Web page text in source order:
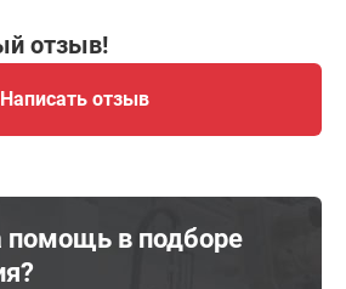
отзыв!
Написать отзыв
помощь в подборе